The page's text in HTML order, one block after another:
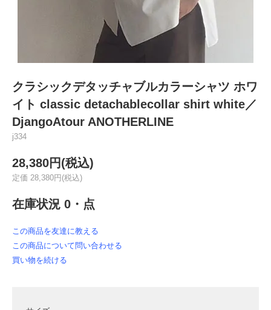
クラシックデタッチャブルカラーシャツ ホワ
イト classic detachablecollar shirt white／
DjangoAtour ANOTHERLINE
j334
28,380円(税込)
定価 28,380円(税込)
在庫状況 0・点
この商品を友達に教える
この商品について問い合わせる
買い物を続ける